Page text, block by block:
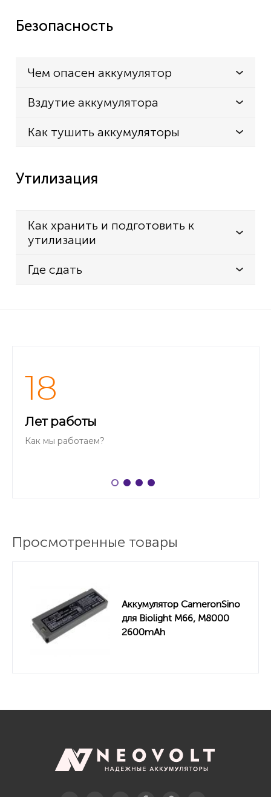
Безопасность
Чем опасен аккумулятор
Вздутие аккумулятора
Как тушить аккумуляторы
Утилизация
Как хранить и подготовить к
утилизации
Где сдать
18
Лет работы
Как мы работаем?
Просмотренные товары
Аккумулятор CameronSino
для Biolight M66, M8000
2600mAh